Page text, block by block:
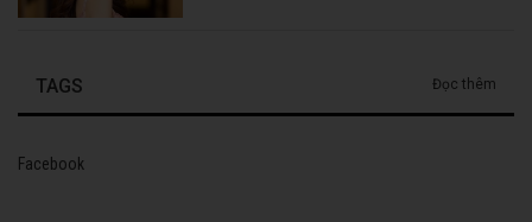
TAGS Đọc thêm
Facebook